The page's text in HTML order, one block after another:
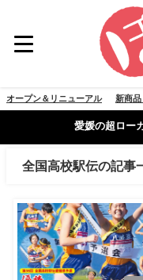
オープン＆リニューアル 新商品
愛媛の超ロー
全国高校駅伝の記事